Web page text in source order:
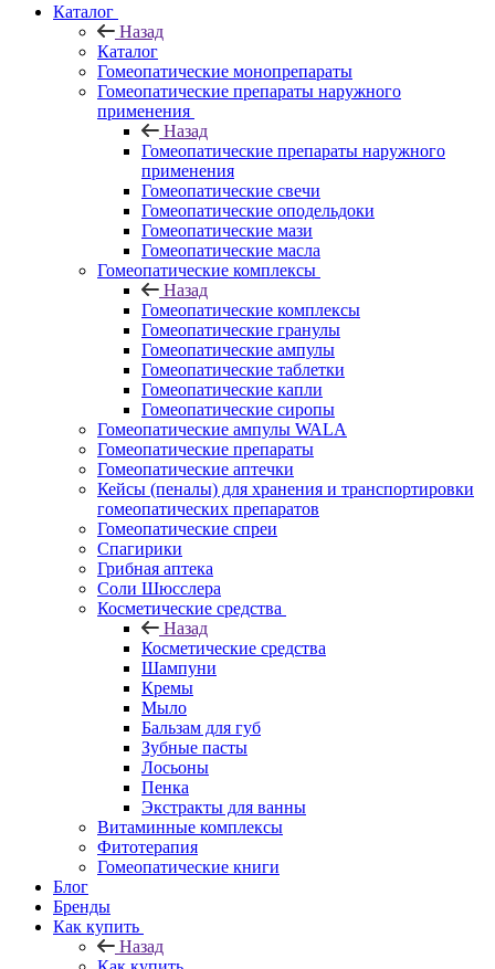
Каталог
Назад
Каталог
Гомеопатические монопрепараты
Гомеопатические препараты наружного
применения
Назад
Гомеопатические препараты наружного
применения
Гомеопатические свечи
Гомеопатические оподельдоки
Гомеопатические мази
Гомеопатические масла
Гомеопатические комплексы
Назад
Гомеопатические комплексы
Гомеопатические гранулы
Гомеопатические ампулы
Гомеопатические таблетки
Гомеопатические капли
Гомеопатические сиропы
Гомеопатические ампулы WALA
Гомеопатические препараты
Гомеопатические аптечки
Кейсы (пеналы) для хранения и транспортировки
гомеопатических препаратов
Гомеопатические спреи
Спагирики
Грибная аптека
Соли Шюсслера
Косметические средства
Назад
Косметические средства
Шампуни
Кремы
Мыло
Бальзам для губ
Зубные пасты
Лосьоны
Пенка
Экстракты для ванны
Витаминные комплексы
Фитотерапия
Гомеопатические книги
Блог
Бренды
Как купить
Назад